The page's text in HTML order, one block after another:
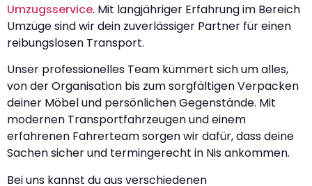
Umzugsservice. Mit langjähriger Erfahrung im Bereich
Umzüge sind wir dein zuverlässiger Partner für einen
reibungslosen Transport.
Unser professionelles Team kümmert sich um alles,
von der Organisation bis zum sorgfältigen Verpacken
deiner Möbel und persönlichen Gegenstände. Mit
modernen Transportfahrzeugen und einem
erfahrenen Fahrerteam sorgen wir dafür, dass deine
Sachen sicher und termingerecht in Nis ankommen.
Bei uns kannst du aus verschiedenen